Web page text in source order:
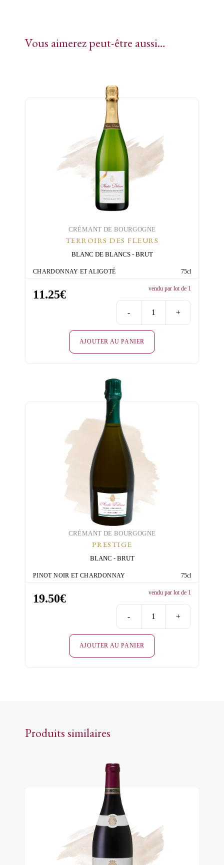
Vous aimerez peut-être aussi…
CRÉMANT DE BOURGOGNE
TERROIRS DES FLEURS
BLANC DE BLANCS BRUT
CHARDONNAY ET ALIGOTÉ 75cl
11.25€ vendu par lot de 1
- +
AJOUTER AU PANIER
CRÉMANT DE BOURGOGNE
PRESTIGE
BLANC BRUT
PINOT NOIR ET CHARDONNAY 75cl
19.50€ vendu par lot de 1
- +
AJOUTER AU PANIER
Produits similaires